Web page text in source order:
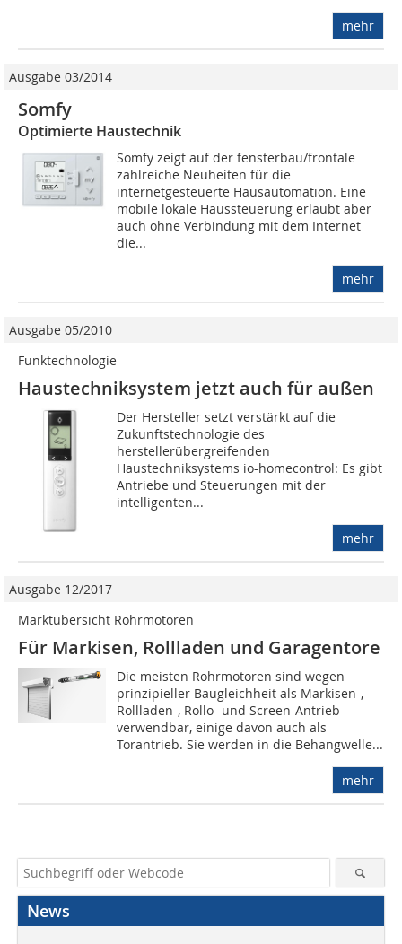
mehr
Ausgabe 03/2014
Somfy
Optimierte Haustechnik
Somfy zeigt auf der fensterbau/frontale
zahlreiche Neuheiten für die
internetgesteuerte Hausautomation. Eine
mobile lokale Haussteuerung erlaubt aber
auch ohne Verbindung mit dem Internet
die...
mehr
Ausgabe 05/2010
Funktechnologie
Haustechniksystem jetzt auch für außen
Der Hersteller setzt verstärkt auf die
Zukunftstechnologie des
herstellerübergreifenden
Haustechniksystems io-homecontrol: Es gibt
Antriebe und Steuerungen mit der
intelligenten...
mehr
Ausgabe 12/2017
Marktübersicht Rohrmotoren
Für Markisen, Rollladen und Garagentore
Die meisten Rohrmotoren sind wegen
prinzipieller Baugleichheit als Markisen-,
Rollladen-, Rollo- und Screen-Antrieb
verwendbar, einige davon auch als
Torantrieb. Sie werden in die Behangwelle...
mehr
News